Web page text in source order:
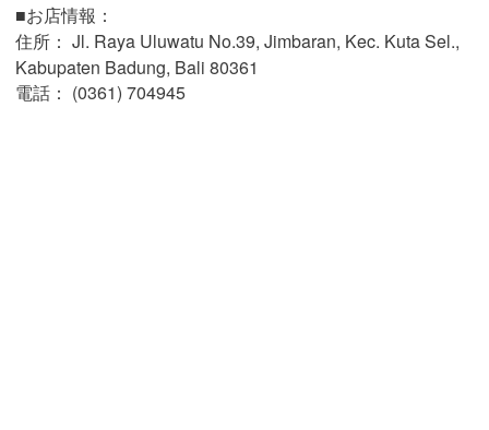
■お店情報：
住所： Jl. Raya Uluwatu No.39, Jimbaran, Kec. Kuta Sel.,
Kabupaten Badung, Bali 80361
電話： (0361) 704945